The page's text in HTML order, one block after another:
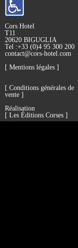
Cors Hotel
T11
20620 BIGUGLIA
Tel :+33 (0)4 95 300 200
contact@cors-hotel.com
[ Mentions légales ]
[ Conditions générales de
vente ]
Réalisation
[ Les Éditions Corses ]